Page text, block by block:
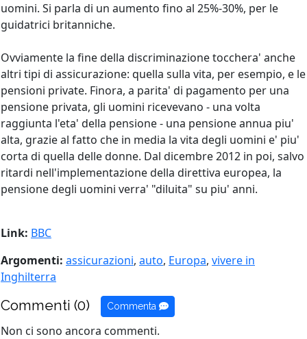
uomini. Si parla di un aumento fino al 25%-30%, per le
guidatrici britanniche.
Ovviamente la fine della discriminazione tocchera' anche
altri tipi di assicurazione: quella sulla vita, per esempio, e le
pensioni private. Finora, a parita' di pagamento per una
pensione privata, gli uomini ricevevano - una volta
raggiunta l'eta' della pensione - una pensione annua piu'
alta, grazie al fatto che in media la vita degli uomini e' piu'
corta di quella delle donne. Dal dicembre 2012 in poi, salvo
ritardi nell'implementazione della direttiva europea, la
pensione degli uomini verra' "diluita" su piu' anni.
Link: BBC
Argomenti: assicurazioni, auto, Europa, vivere in
Inghilterra
Commenti (0) Commenta
Non ci sono ancora commenti.